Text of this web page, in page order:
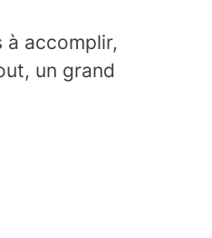
à accomplir,
un grand